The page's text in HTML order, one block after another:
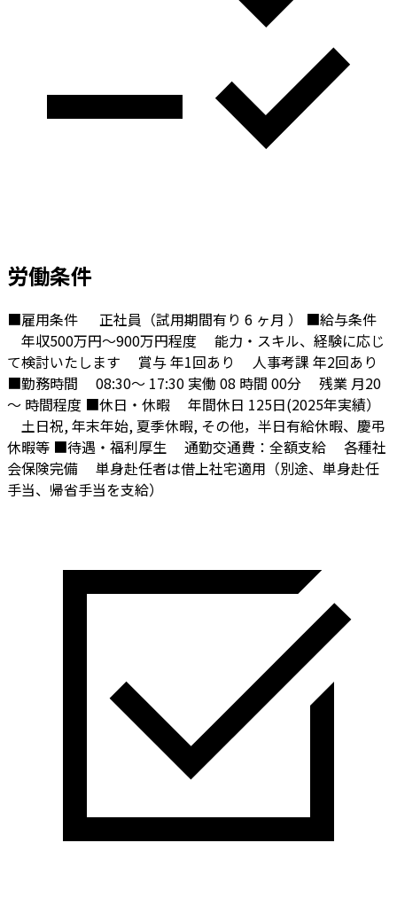
労働条件
■雇用条件 正社員（試用期間有り 6 ヶ月 ）
■給与条件
年収500万円～900万円程度
能力・スキル、経験に応じ
て検討いたします
賞与 年1回あり
人事考課 年2回あり
■勤務時間
08:30～ 17:30 実働 08 時間 00分
残業 月20
～ 時間程度 ■休日・休暇
年間休日 125日(2025年実績）
土日祝, 年末年始, 夏季休暇, その他，半日有給休暇、慶弔
休暇等 ■待遇・福利厚生 通勤交通費：全額支給
各種社
会保険完備
単身赴任者は借上社宅適用（別途、単身赴任
手当、帰省手当を支給）